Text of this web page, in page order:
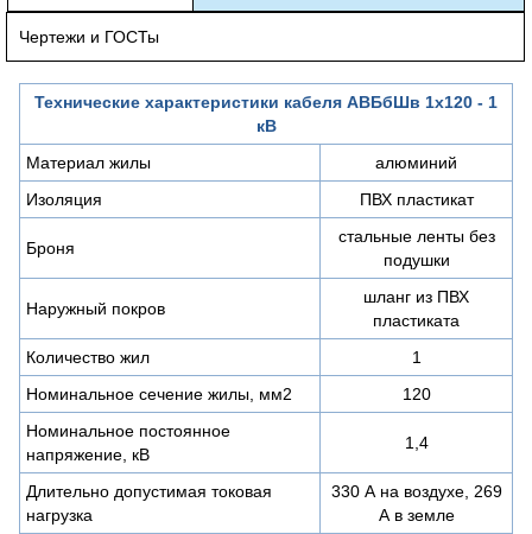
Чертежи и ГОСТы
Технические характеристики кабеля АВБбШв 1х120 - 1
кВ
Материал жилы
алюминий
Изоляция
ПВХ пластикат
Броня
стальные ленты без
подушки
Наружный покров
шланг из ПВХ
пластиката
Количество жил
1
Номинальное сечение жилы, мм2
120
Номинальное постоянное
напряжение, кВ
1,4
Длительно допустимая токовая
нагрузка
330 А на воздухе, 269
А в земле